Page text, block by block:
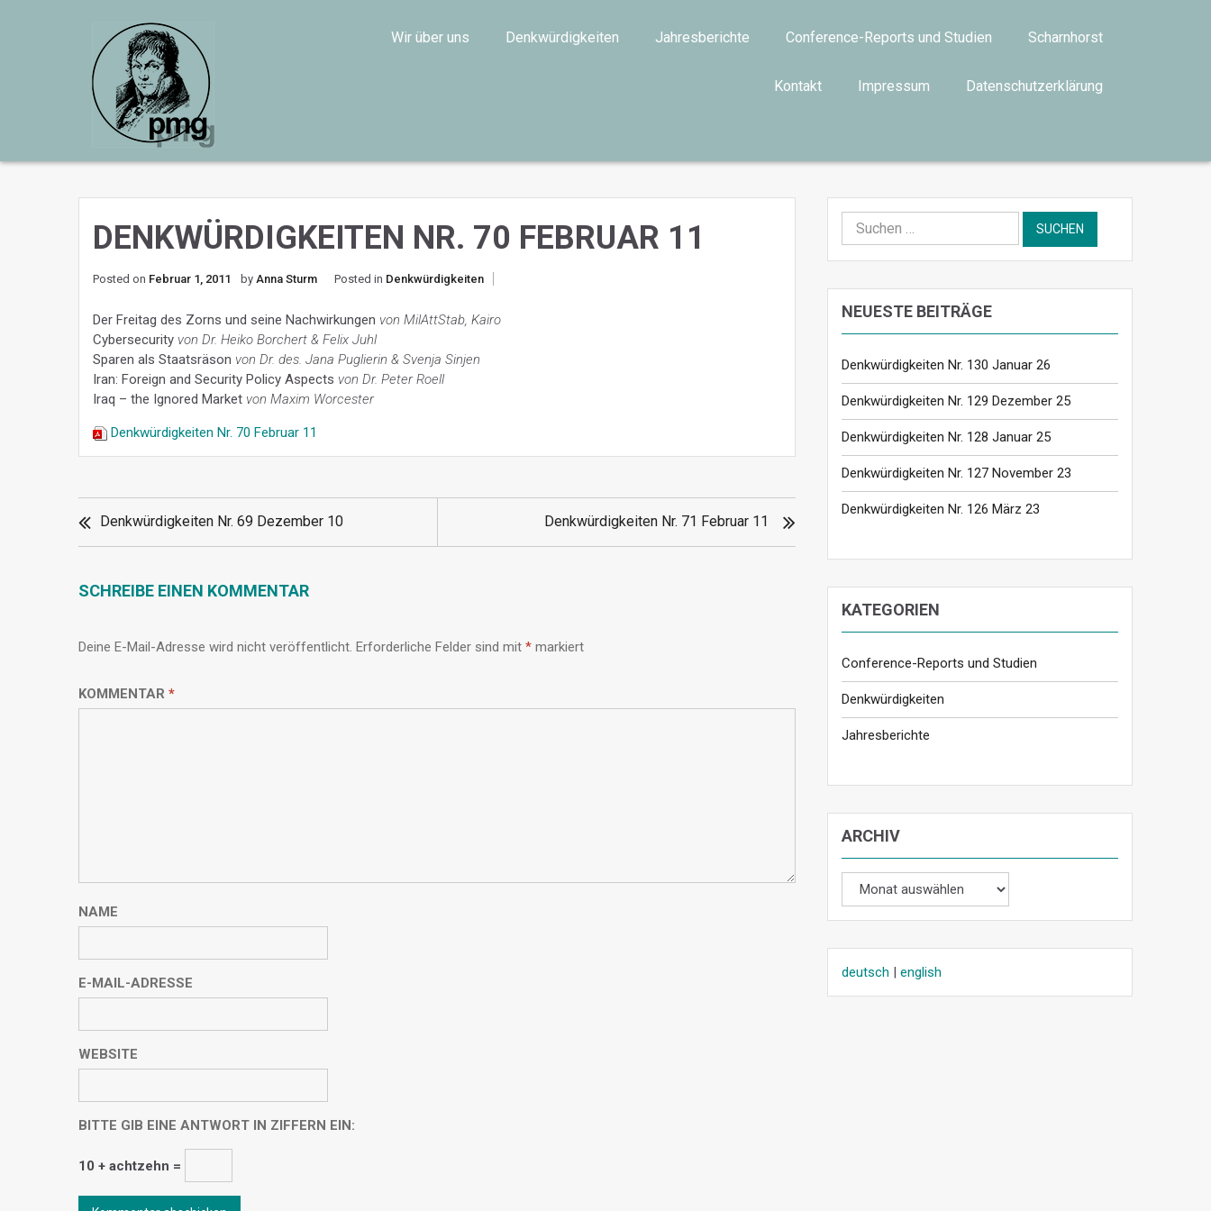
Wir über uns Denkwürdigkeiten Jahresberichte Conference-Reports und Studien Scharnhorst
Kontakt Impressum Datenschutzerklärung
DENKWÜRDIGKEITEN NR. 70 FEBRUAR 11
Posted on Februar 1, 2011 by Anna Sturm Posted in Denkwürdigkeiten
Der Freitag des Zorns und seine Nachwirkungen von MilAttStab, Kairo
Cybersecurity von Dr. Heiko Borchert & Felix Juhl
Sparen als Staatsräson von Dr. des. Jana Puglierin & Svenja Sinjen
Iran: Foreign and Security Policy Aspects von Dr. Peter Roell
Iraq – the Ignored Market von Maxim Worcester
Denkwürdigkeiten Nr. 70 Februar 11
BEITRAGSNAVIGATION
Denkwürdigkeiten Nr. 69 Dezember 10 Denkwürdigkeiten Nr. 71 Februar 11
SCHREIBE EINEN KOMMENTAR
Deine E-Mail-Adresse wird nicht veröffentlicht. Erforderliche Felder sind mit * markiert
KOMMENTAR *
NAME
E-MAIL-ADRESSE
WEBSITE
BITTE GIB EINE ANTWORT IN ZIFFERN EIN:
10 + achtzehn =
Suchen
nach:
NEUESTE BEITRÄGE
Denkwürdigkeiten Nr. 130 Januar 26
Denkwürdigkeiten Nr. 129 Dezember 25
Denkwürdigkeiten Nr. 128 Januar 25
Denkwürdigkeiten Nr. 127 November 23
Denkwürdigkeiten Nr. 126 März 23
KATEGORIEN
Conference-Reports und Studien
Denkwürdigkeiten
Jahresberichte
ARCHIV
Archiv
deutsch | english